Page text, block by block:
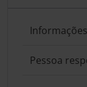
Pessoa